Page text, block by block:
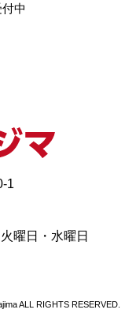
中
1
曜日・水曜日
ALL RIGHTS RESERVED.